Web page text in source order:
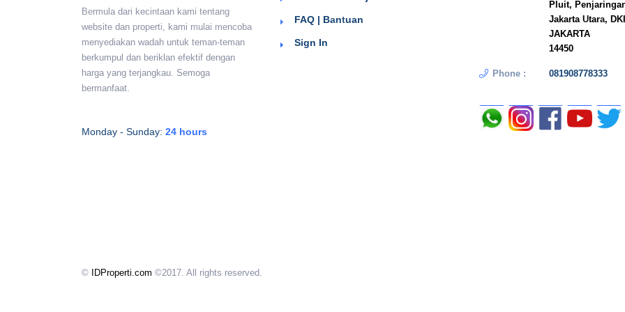
Bermula dari kecintaan kami tentang
website dan properti, kami mulai mencoba
menyediakan wadah untuk teman-teman
berkumpul dan beriklan efektif dengan
harga yang terjangkau. Semoga
bermanfaat.
Monday - Sunday: 24 hours
FAQ | Bantuan
Sign In
Pluit,
Jakarta Utara, DKI
JAKARTA
14450
Phone : 081908778333
© IDProperti.com ©2017. All rights reserved.